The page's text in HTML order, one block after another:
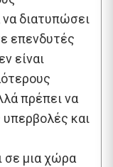
διατυπώσει
επενδυτές
είναι
πρέπει να
υπερβολές και
σε μια χώρα